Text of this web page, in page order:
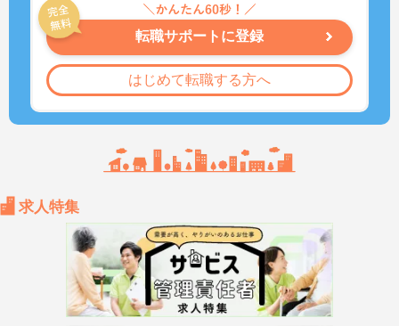
転職サポートに登録
はじめて転職する方へ
求人特集